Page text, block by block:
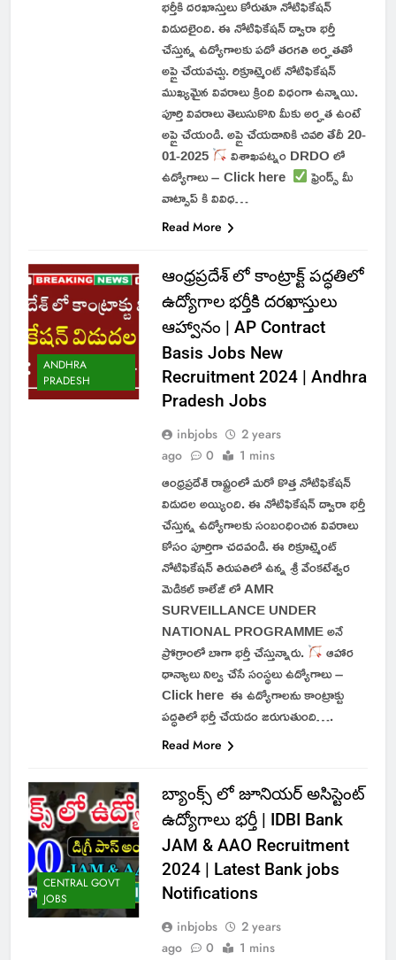
భర్తీకి దరఖాస్తులు కోరుతూ నోటిఫికేషన్
విడుదలైంది. ఈ నోటిఫికేషన్ ద్వారా భర్తీ
చేస్తున్న ఉద్యోగాలకు పదో తరగతి అర్హతతో
అప్లై చేయవచ్చు. రిక్రూట్మెంట్ నోటిఫికేషన్
ముఖ్యమైన వివరాలు క్రింది విధంగా ఉన్నాయి.
పూర్తి వివరాలు తెలుసుకొని మీకు అర్హత ఉంటే
అప్లై చేయండి. అప్లై చేయడానికి చివరి తేదీ 20-
01-2025
విశాఖపట్నం DRDO లో
ఉద్యోగాలు – Click here
ఫ్రెండ్స్ మీ
వాట్సాప్ కి వివిధ…
Read More
ANDHRA
PRADESH
ఆంధ్రప్రదేశ్ లో కాంట్రాక్ట్ పద్ధతిలో
ఉద్యోగాల భర్తీకి దరఖాస్తులు
ఆహ్వానం | AP Contract
Basis Jobs New
Recruitment 2024 | Andhra
Pradesh Jobs
inbjobs
2 years
ago
0 1 mins
ఆంధ్రప్రదేశ్ రాష్ట్రంలో మరో కొత్త నోటిఫికేషన్
విడుదల అయ్యింది. ఈ నోటిఫికేషన్ ద్వారా భర్తీ
చేస్తున్న ఉద్యోగాలకు సంబంధించిన వివరాలు
కోసం పూర్తిగా చదవండి. ఈ రిక్రూట్మెంట్
నోటిఫికేషన్ తిరుపతిలో ఉన్న శ్రీ వేంకటేశ్వర
మెడికల్ కాలేజ్ లో AMR
SURVEILLANCE UNDER
NATIONAL PROGRAMME అనే
ప్రోగ్రాంలో బాగా భర్తీ చేస్తున్నారు.
ఆహార
ధాన్యాలు నిల్వ చేసే సంస్థలు ఉద్యోగాలు –
Click here ఈ ఉద్యోగాలను కాంట్రాక్టు
పద్ధతిలో భర్తీ చేయడం జరుగుతుంది….
Read More
CENTRAL GOVT
JOBS
బ్యాంక్స్ లో జూనియర్ అసిస్టెంట్
ఉద్యోగాలు భర్తీ | IDBI Bank
JAM & AAO Recruitment
2024 | Latest Bank jobs
Notifications
inbjobs
2 years
ago
0 1 mins